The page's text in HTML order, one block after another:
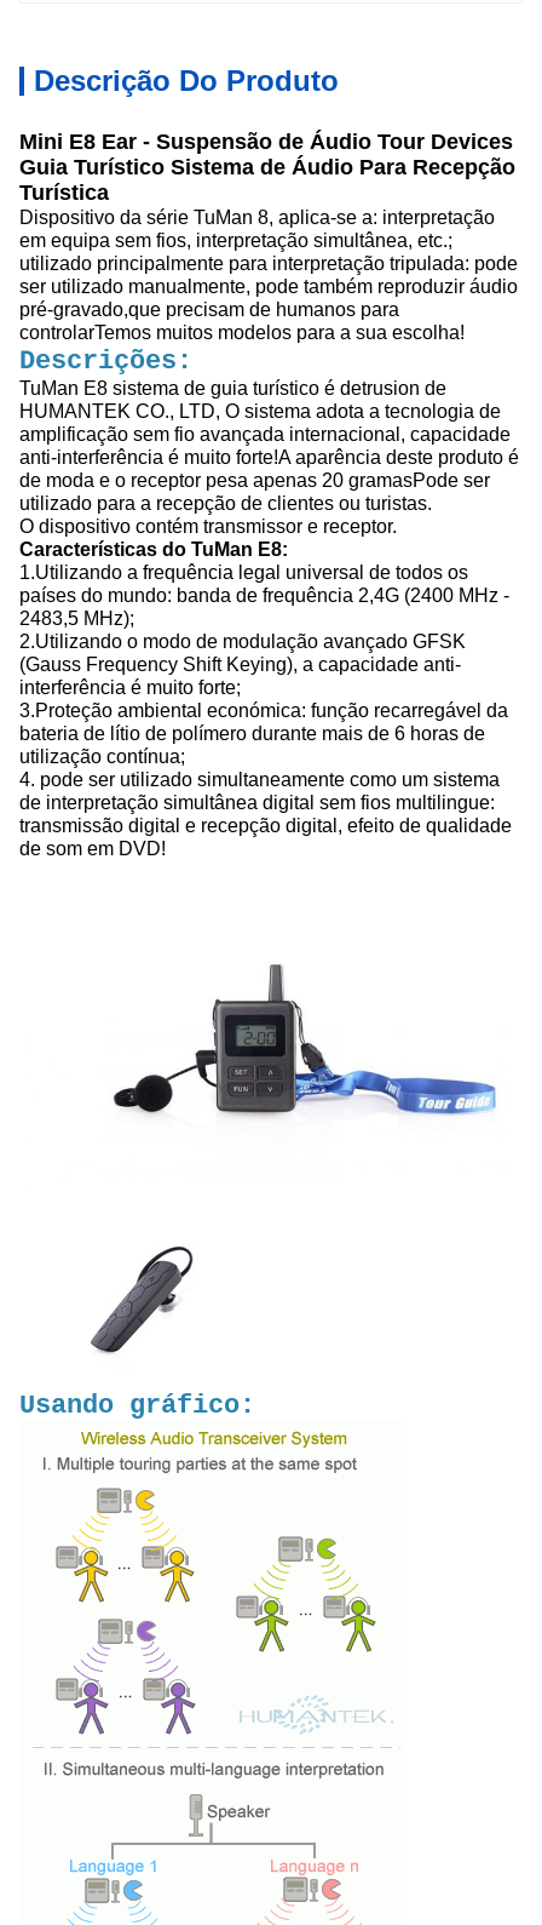
Descrição Do Produto
Mini E8 Ear - Suspensão de Áudio Tour Devices
Guia Turístico Sistema de Áudio Para Recepção
Turística
Dispositivo da série TuMan 8, aplica-se a: interpretação
em equipa sem fios, interpretação simultânea, etc.;
utilizado principalmente para interpretação tripulada: pode
ser utilizado manualmente, pode também reproduzir áudio
pré-gravado,que precisam de humanos para
controlarTemos muitos modelos para a sua escolha!
Descrições:
TuMan E8 sistema de guia turístico é detrusion de
HUMANTEK CO., LTD, O sistema adota a tecnologia de
amplificação sem fio avançada internacional, capacidade
anti-interferência é muito forte!A aparência deste produto é
de moda e o receptor pesa apenas 20 gramasPode ser
utilizado para a recepção de clientes ou turistas.
O dispositivo contém transmissor e receptor.
Características do TuMan E8:
1.Utilizando a frequência legal universal de todos os
países do mundo: banda de frequência 2,4G (2400 MHz -
2483,5 MHz);
2.Utilizando o modo de modulação avançado GFSK
(Gauss Frequency Shift Keying), a capacidade anti-
interferência é muito forte;
3.Proteção ambiental económica: função recarregável da
bateria de lítio de polímero durante mais de 6 horas de
utilização contínua;
4. pode ser utilizado simultaneamente como um sistema
de interpretação simultânea digital sem fios multilingue:
transmissão digital e recepção digital, efeito de qualidade
de som em DVD!
Usando gráfico: